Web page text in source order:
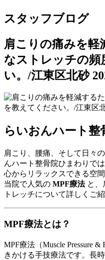
スタッフブログ
肩こりの痛みを軽
なストレッチの頻
い。/江東区北砂
らいおんハート整
肩こり、腰痛、そして日々
んハート整骨院ひまわりで
心からリラックスできる空
当院で人気の MPF療法と、
トレッチについて詳しくご紹
MPF療法とは？
MPF療法（Muscle Pressure
きかける手技療法です。長